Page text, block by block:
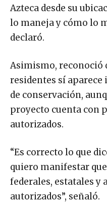
Azteca desde su
lo maneja y cómo lo
declaró.
Asimismo, reconoció
residentes sí
de conservación,
proyecto cuenta con
autorizados.
“Es correcto lo que
quiero manifestar
federales, estatales y
autorizados”, señaló.